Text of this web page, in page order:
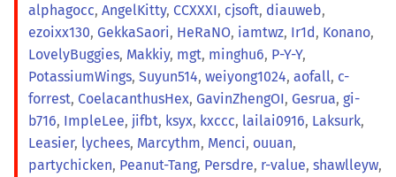
alphagocc, AngelKitty, CCXXXI, cjsoft, diauweb,
ezoixx130, GekkaSaori, HeRaNO, iamtwz, Ir1d, Konano,
LovelyBuggies, Makkiy, mgt, minghu6, P-Y-Y,
PotassiumWings, Suyun514, weiyong1024, aofall, c-
forrest, CoelacanthusHex, GavinZhengOI, Gesrua, gi-
b716, ImpleLee, jifbt, ksyx, kxccc, lailai0916, Laksurk,
Leasier, lychees, Marcythm, Menci, ouuan,
partychicken, Peanut-Tang, Persdre, r-value, shawlleyw,